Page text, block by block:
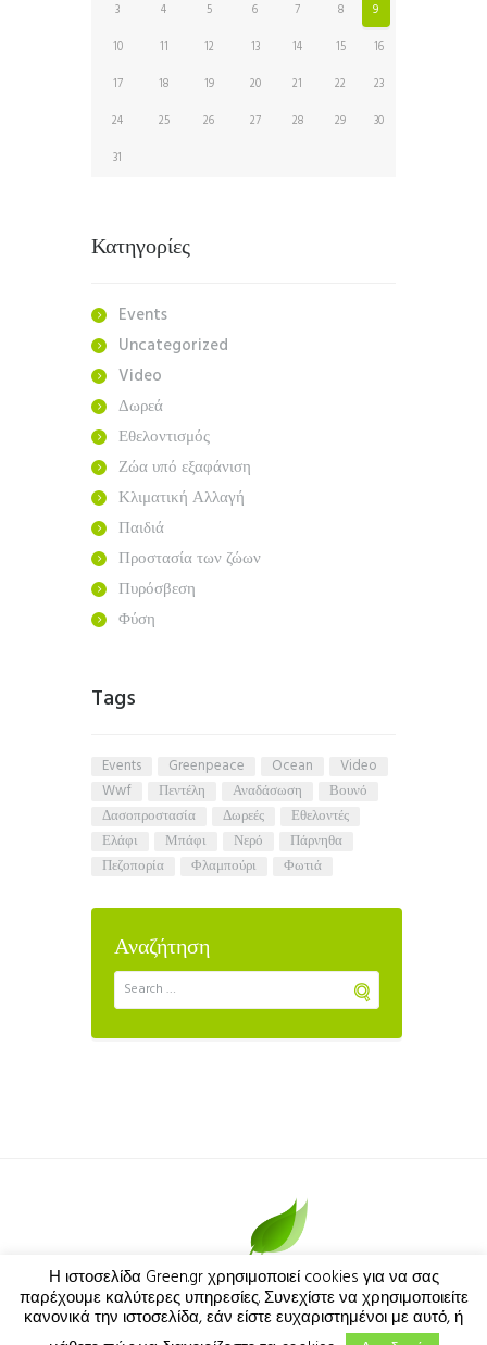
3
4 5 6 7 8
9
10
11 12 13 14 15
16
17
18 19 20 21 22
23
24
25 26 27 28 29
30
31
Κατηγορίες
Events
Uncategorized
Video
Δωρεά
Εθελοντισμός
Ζώα υπό εξαφάνιση
Κλιματική Αλλαγή
Παιδιά
Προστασία των ζώων
Πυρόσβεση
Φύση
Tags
events greenpeace ocean
video
wwf
Πεντέλη αναδάσωση
βουνό
δασοπροστασία
δωρεές
εθελοντές
ελάφι
μπάφι νερό
πάρνηθα
πεζοπορία
φλαμπούρι φωτιά
Αναζήτηση
2016-2024 | ΟΛΑ ΤΑ ΔΙΚΑΙΩΜΑΤΑ
ΚΑΤΟΧΥΡΩΜΕΝΑ
Η ιστοσελίδα Green.gr χρησιμοποιεί cookies για να σας
παρέχουμε καλύτερες υπηρεσίες. Συνεχίστε να χρησιμοποιείτε
κανονικά την ιστοσελίδα, εάν είστε ευχαριστημένοι με αυτό, ή